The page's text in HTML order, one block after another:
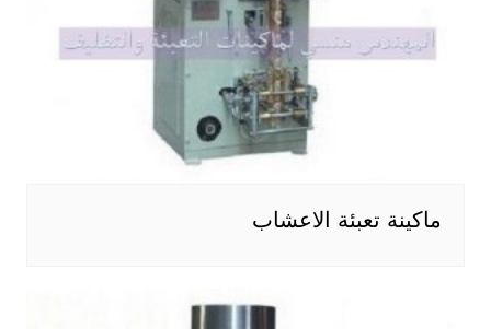
ماكينة تعبئة الاعشاب